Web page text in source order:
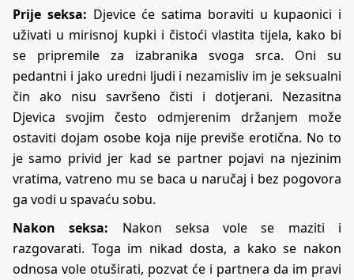
Prije seksa: Djevice će satima boraviti u kupaonici i
uživati u mirisnoj kupki i čistoći vlastita tijela, kako bi
se pripremile za izabranika svoga srca. Oni su
pedantni i jako uredni ljudi i nezamisliv im je seksualni
čin ako nisu savršeno čisti i dotjerani. Nezasitna
Djevica svojim često odmjerenim držanjem može
ostaviti dojam osobe koja nije previše erotična. No to
je samo privid jer kad se partner pojavi na njezinim
vratima, vatreno mu se baca u naručaj i bez pogovora
ga vodi u spavaću sobu.
Nakon seksa: Nakon seksa vole se maziti i
razgovarati. Toga im nikad dosta, a kako se nakon
odnosa vole otuširati, pozvat će i partnera da im pravi